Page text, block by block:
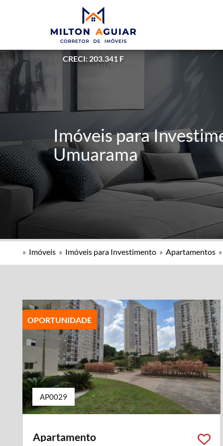
CRECI: 203.341 F
Imóveis para
Umuarama
» Imóveis » Imóveis para Investimento » Apartamentos »
OPORTUNIDADE
AP0029
Apartamento